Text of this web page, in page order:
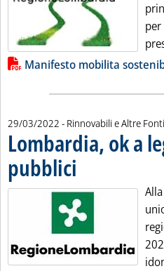
Lista allegati PDF alla
Manifesto mobilita
29/03/2022 - Rinnovabili e Altre
Lombardia, ok a
pubblici . Pubblicata martedì 29